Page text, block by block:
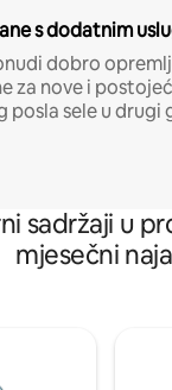
s dodatnim
dobro
za nove i
posla sele u drugi
sadržaji u
mjesečni